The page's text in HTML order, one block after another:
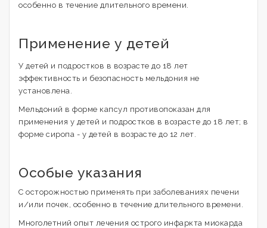
особенно в течение длительного времени.
Применение у детей
У детей и подростков в возрасте до 18 лет
эффективность и безопасность мельдония не
установлена.
Мельдоний в форме капсул противопоказан для
применения у детей и подростков в возрасте до 18 лет; в
форме сиропа - у детей в возрасте до 12 лет.
Особые указания
С осторожностью применять при заболеваниях печени
и/или почек, особенно в течение длительного времени.
Многолетний опыт лечения острого инфаркта миокарда